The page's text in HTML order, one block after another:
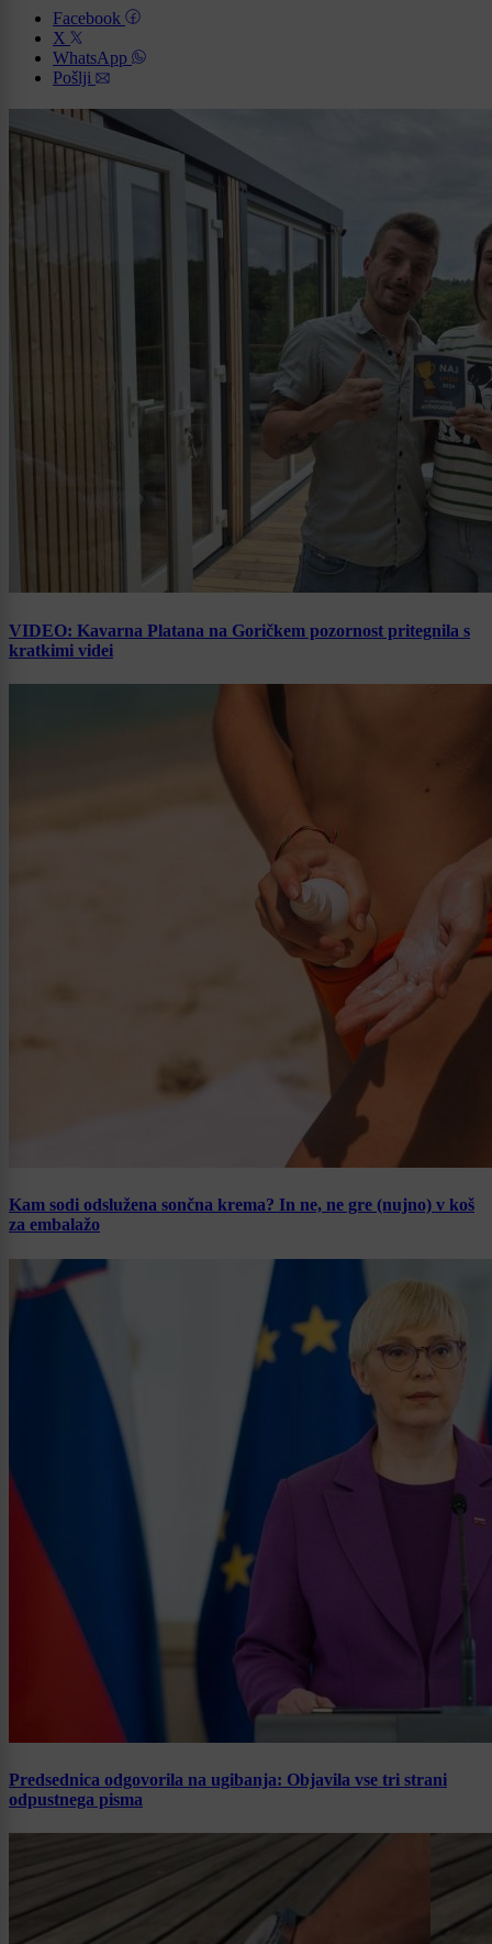
Facebook
X
WhatsApp
Pošlji
VIDEO: Kavarna Platana na Goričkem pozornost pritegnila s
kratkimi videi
Kam sodi odslužena sončna krema? In ne, ne gre (nujno) v koš
za embalažo
Predsednica odgovorila na ugibanja: Objavila vse tri strani
odpustnega pisma